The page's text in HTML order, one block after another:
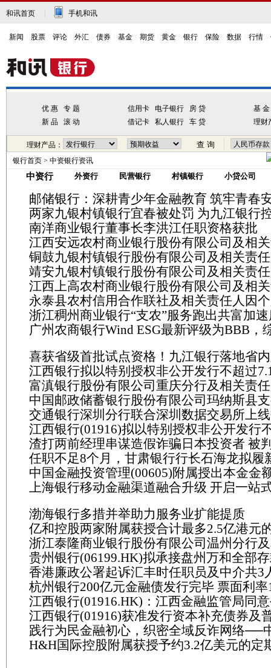
和讯首页 手机和讯
新闻 股票 评论 外汇 债券 基金 期货 黄金 银行 保险 数据 行情
优 惠
专 题
新 品
滚 动
信用卡 电子银行
房 贷
借记卡
私人银行 车 贷
基 金
理财
理财产品：
银行首页 > 中资银行资讯
中资行 外资行 民营银行 村镇银行 小贷公司
邮储银行：深耕青少年金融教育 筑牢青春
障
两家九银村镇银行宜春被处罚 为九江银行
南洋商业银行董事长李洪江任职资格获批
江西安远农村商业银行股份有限公司及相
员工行为管理不到位；监管意见书问题整
不到位；贷款发放不审慎遭行政处罚
铜鼓九银村镇银行股份有限公司及相关责
发放贷款遭行政处罚
靖安九银村镇银行股份有限公司及相关责
发放贷款遭行政处罚
江西上高农村商业银行股份有限公司及相
向关系人发放信用贷款遭行政处罚
永泰县农村信用合作联社及相关责任人因
贷款贷前调查不尽职、贷后管理不到位；
标；自助循环类个人贷款贷后管理不到位
款管理不到位遭行政处罚
浙江稠州商业银行“支农”服务跑出共富加
广州农商银行Wind ESG最新评级为BBB，
喜获省级首批试点资格！九江银行落地省
高水平开放试点业务
江西银行拟以特别授权非公开发行不超过
股及2.15亿股H股
富滇银行股份有限公司重庆分行及相关责
风险管理失控，内部控制有效性不足遭行
中国邮政储蓄银行股份有限公司玛纳斯县
责任人因信贷业务管理不到位遭行政处罚
交通银行深圳分行联合深圳数据交易所上
融资服务
江西银行(01916)拟以特别授权非公开发行
亿股内资股及2.15亿股H股
渣打两前经理串谋造假诈骗日本投资者 被
任职不足8个月，甘肃银行行长石海龙拟履
董事长
中国金融投资管理(00605)附属授出本金金
的贷款
上海银行移动金融渠道融合升级 开启一站
渤海银行多措并举助力服务业扩能提质
亿和控股两家附属获授合计最多2.5亿港元
浙江泰隆商业银行股份有限公司温州分行
人因贷前调查不审慎遭行政处罚
贵州银行(06199.HK)拟承接盘州万和全部
香港廉政公署起诉汇丰时任职员及中介共3
港元贿款协助客户开户
杭州银行200亿元金融债发行完毕 票面利率
江西银行(01916.HK)：江西金融监管局同
不超110亿元资本工具
江西银行(01916)获准发行资本补充债券及
券
践行为民金融初心，织密全域反诈网络──
京八里庄支行落地“全民反诈在行动”宣传
H&H国际控股附属获授予约3.2亿美元的定